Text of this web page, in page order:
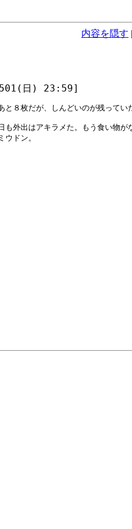
内容を隠す |
日) 23:59]
８枚だが、しんどいのが残ってい
外出はアキラメた。もう食い物が
ドン。